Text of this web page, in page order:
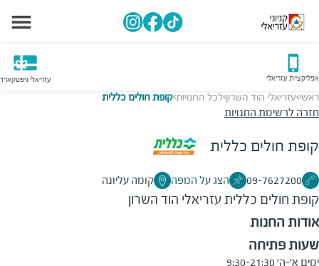
אפליקציית עזריאלי עזריאלי גיפטקארד
ראשי>עזריאלי הוד השרון>לכל החנויות>קופת חולים כללית
חזרה לרשימת החנויות
קופת חולים כללית
09-7627200 הצג על המפה קומה עליונה
קופת חולים כלליתעזריאלי הוד השרון
אודות החנות
שעות פתיחה